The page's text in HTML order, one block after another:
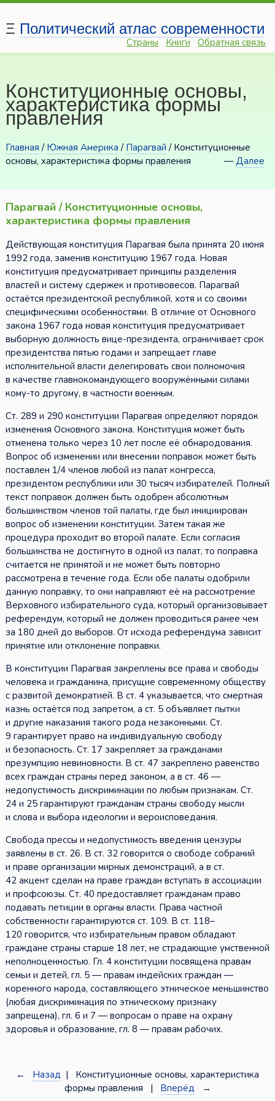
Ξ Политический атлас современности
Страны Книги Обратная связь
Конституционные основы,
характеристика формы
правления
Главная / Южная Америка / Парагвай / Конституционные
основы, характеристика формы правления
—Далее
Парагвай / Конституционные основы,
характеристика формы правления
Действующая конституция Парагвая была принята 20 июня
1992 года, заменив конституцию 1967 года. Новая
конституция предусматривает принципы разделения
властей и систему сдержек и противовесов. Парагвай
остаётся президентской республикой, хотя и со своими
специфическими особенностями. В отличие от Основного
закона 1967 года новая конституция предусматривает
выборную должность вице-президента, ограничивает срок
президентства пятью годами и запрещает главе
исполнительной власти делегировать свои полномочия
в качестве главнокомандующего вооружёнными силами
кому-то другому, в частности военным.
Ст. 289 и 290 конституции Парагвая определяют порядок
изменения Основного закона. Конституция может быть
отменена только через 10 лет после её обнародования.
Вопрос об изменении или внесении поправок может быть
поставлен 1/4 членов любой из палат конгресса,
президентом республики или 30 тысяч избирателей. Полный
текст поправок должен быть одобрен абсолютным
большинством членов той палаты, где был инициирован
вопрос об изменении конституции. Затем такая же
процедура проходит во второй палате. Если согласия
большинства не достигнуто в одной из палат, то поправка
считается не принятой и не может быть повторно
рассмотрена в течение года. Если обе палаты одобрили
данную поправку, то они направляют её на рассмотрение
Верховного избирательного суда, который организовывает
референдум, который не должен проводиться ранее чем
за 180 дней до выборов. От исхода референдума зависит
принятие или отклонение поправки.
В конституции Парагвая закреплены все права и свободы
человека и гражданина, присущие современному обществу
с развитой демократией. В ст. 4 указывается, что смертная
казнь остаётся под запретом, а ст. 5 объявляет пытки
и другие наказания такого рода незаконными. Ст.
9 гарантирует право на индивидуальную свободу
и безопасность. Ст. 17 закрепляет за гражданами
презумпцию невиновности. В ст. 47 закреплено равенство
всех граждан страны перед законом, а в ст. 46 —
недопустимость дискриминации по любым признакам. Ст.
24 и 25 гарантируют гражданам страны свободу мысли
и слова и выбора идеологии и вероисповедания.
Свобода прессы и недопустимость введения цензуры
заявлены в ст. 26. В ст. 32 говорится о свободе собраний
и праве организации мирных демонстраций, а в ст.
42 акцент сделан на праве граждан вступать в ассоциации
и профсоюзы. Ст. 40 предоставляет гражданам право
подавать петиции в органы власти. Права частной
собственности гарантируются ст. 109. В ст. 118–
120 говорится, что избирательным правом обладают
граждане страны старше 18 лет, не страдающие умственной
неполноценностью. Гл. 4 конституции посвящена правам
семьи и детей, гл. 5 — правам индейских граждан —
коренного народа, составляющего этническое меньшинство
(любая дискриминация по этническому признаку
запрещена), гл. 6 и 7 — вопросам о праве на охрану
здоровья и образование, гл. 8 — правам рабочих.
← Назад | Конституционные основы, характеристика
формы правления | Вперёд →